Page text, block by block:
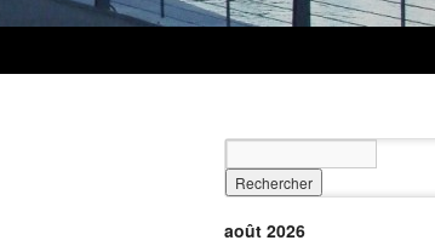
août 2026